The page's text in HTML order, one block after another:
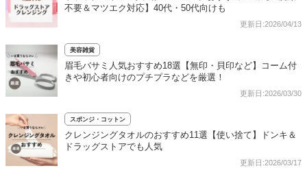
不要＆マツエク対応】40代・50代向けも
更新日:2026/04/13
美容雑貨
眉毛バサミ人気おすすめ18選【無印・貝印など】コーム付
きや初心者向けのプチプラなどを厳選！
更新日:2026/03/30
スポンジ・コットン
クレンジングタオルのおすすめ11選【使い捨て】ドンキ＆
ドラッグストアでも人気
更新日:2026/03/17